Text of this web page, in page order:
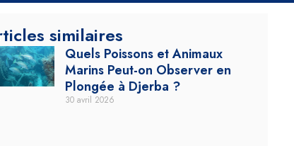
similaires
Quels Poissons et Animaux
Marins Peut-on Observer en
Plongée à Djerba ?
30 avril 2026